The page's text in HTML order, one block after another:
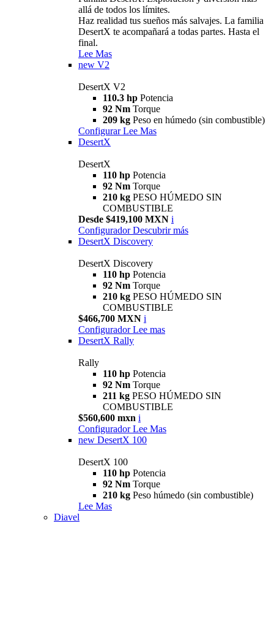
allá de todos los límites.
Haz realidad tus sueños más salvajes. La familia
DesertX te acompañará a todas partes. Hasta el
final.
Lee Mas
new V2
DesertX V2
110.3 hp Potencia
92 Nm Torque
209 kg Peso en húmedo (sin combustible)
Configurar Lee Mas
DesertX
DesertX
110 hp Potencia
92 Nm Torque
210 kg PESO HÚMEDO SIN
COMBUSTIBLE
Desde $419,100 MXN i
Configurador Descubrir más
DesertX Discovery
DesertX Discovery
110 hp Potencia
92 Nm Torque
210 kg PESO HÚMEDO SIN
COMBUSTIBLE
$466,700 MXN i
Configurador Lee mas
DesertX Rally
Rally
110 hp Potencia
92 Nm Torque
211 kg PESO HÚMEDO SIN
COMBUSTIBLE
$560,600 mxn i
Configurador Lee Mas
new DesertX 100
DesertX 100
110 hp Potencia
92 Nm Torque
210 kg Peso húmedo (sin combustible)
Lee Mas
Diavel